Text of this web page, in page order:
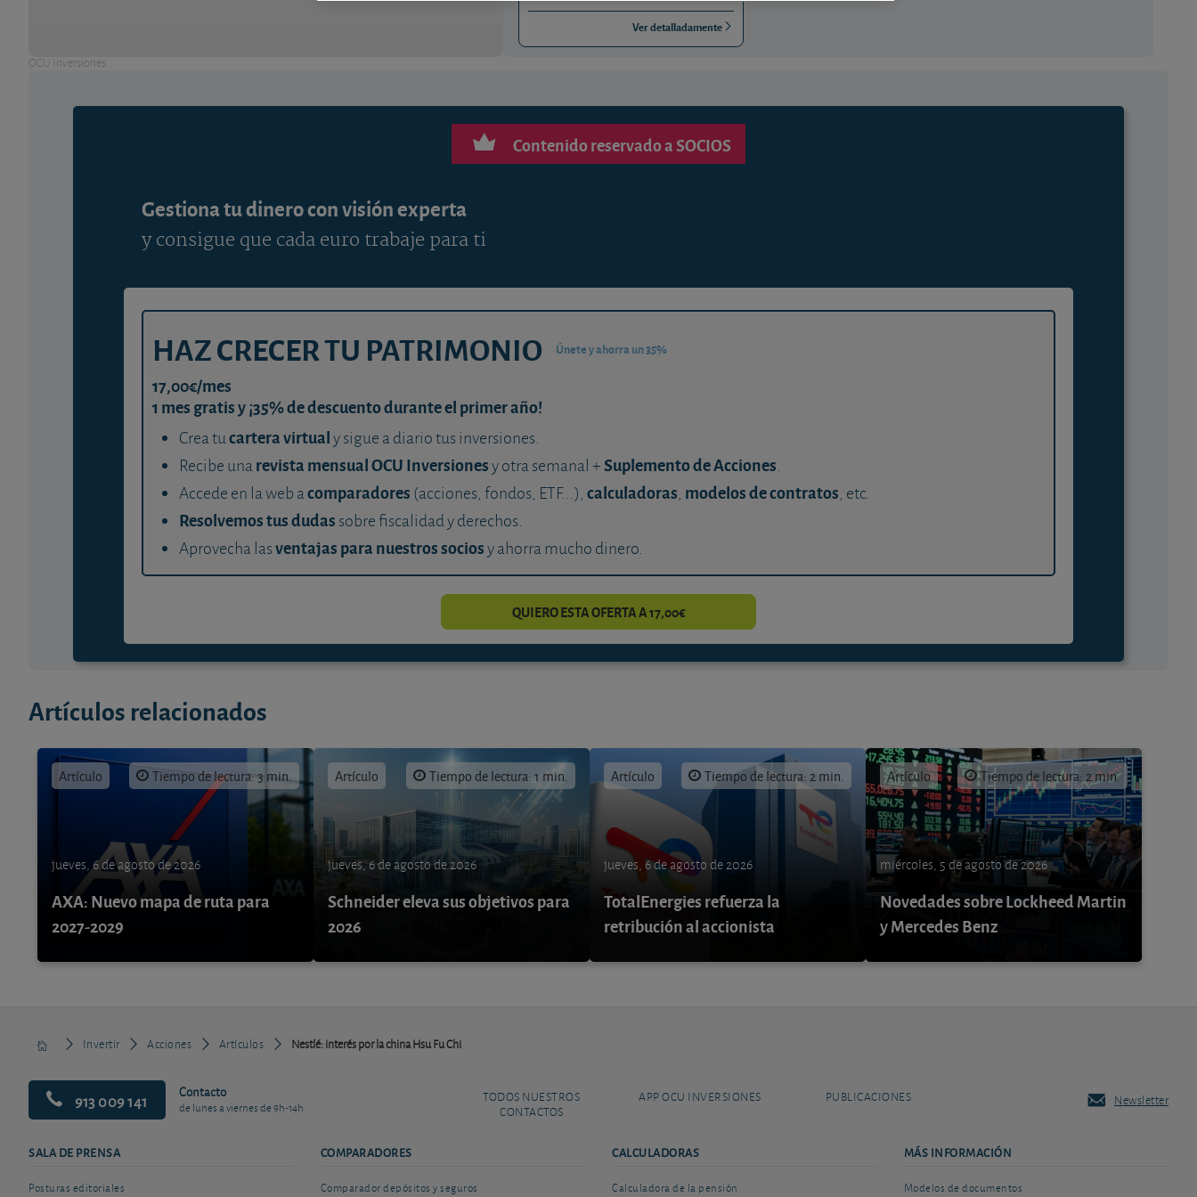
OCU Inversiones
Ver detalladamente
Contenido reservado a SOCIOS
Gestiona tu dinero con visión experta
y consigue que cada euro trabaje para ti
HAZ CRECER TU PATRIMONIO Únete y ahorra un 35%
17,00€/mes
1 mes gratis y ¡35% de descuento durante el primer año!
Crea tucartera virtualy sigue a diario tus inversiones.
Recibe unarevista mensual OCU Inversionesy otra semanal +Suplemento de Acciones.
Accede en la web acomparadores (acciones, fondos, ETF...), calculadoras, modelos de contratos, etc.
Resolvemos tus dudas sobre fiscalidad y derechos.
Aprovecha lasventajas para nuestros sociosy ahorra mucho dinero.
QUIERO ESTA OFERTA A 17,00€
Artículos relacionados
Artículo Tiempo de lectura: 3 min.
jueves, 6 de agosto de 2026
AXA: Nuevo mapa de ruta para
2027-2029
Artículo Tiempo de lectura: 1 min.
jueves, 6 de agosto de 2026
Schneider eleva sus objetivos para
2026
Artículo Tiempo de lectura: 2 min.
jueves, 6 de agosto de 2026
TotalEnergies refuerza la
retribución al accionista
Artículo Tiempo de lectura: 2 min.
miércoles, 5 de agosto de 2026
Novedades sobre Lockheed Martin
y Mercedes Benz
Invertir Acciones Artículos Nestlé: interés por la china Hsu Fu Chi
913 009 141 Contacto
de lunes a viernes de 9h-14h
TODOS NUESTROS
CONTACTOS
APP OCU INVERSIONES PUBLICACIONES Newsletter
SALA DE PRENSA
Posturas editoriales
COMPARADORES
Comparador depósitos y seguros
CALCULADORAS
Calculadora de la pensión
MÁS INFORMACIÓN
Modelos de documentos